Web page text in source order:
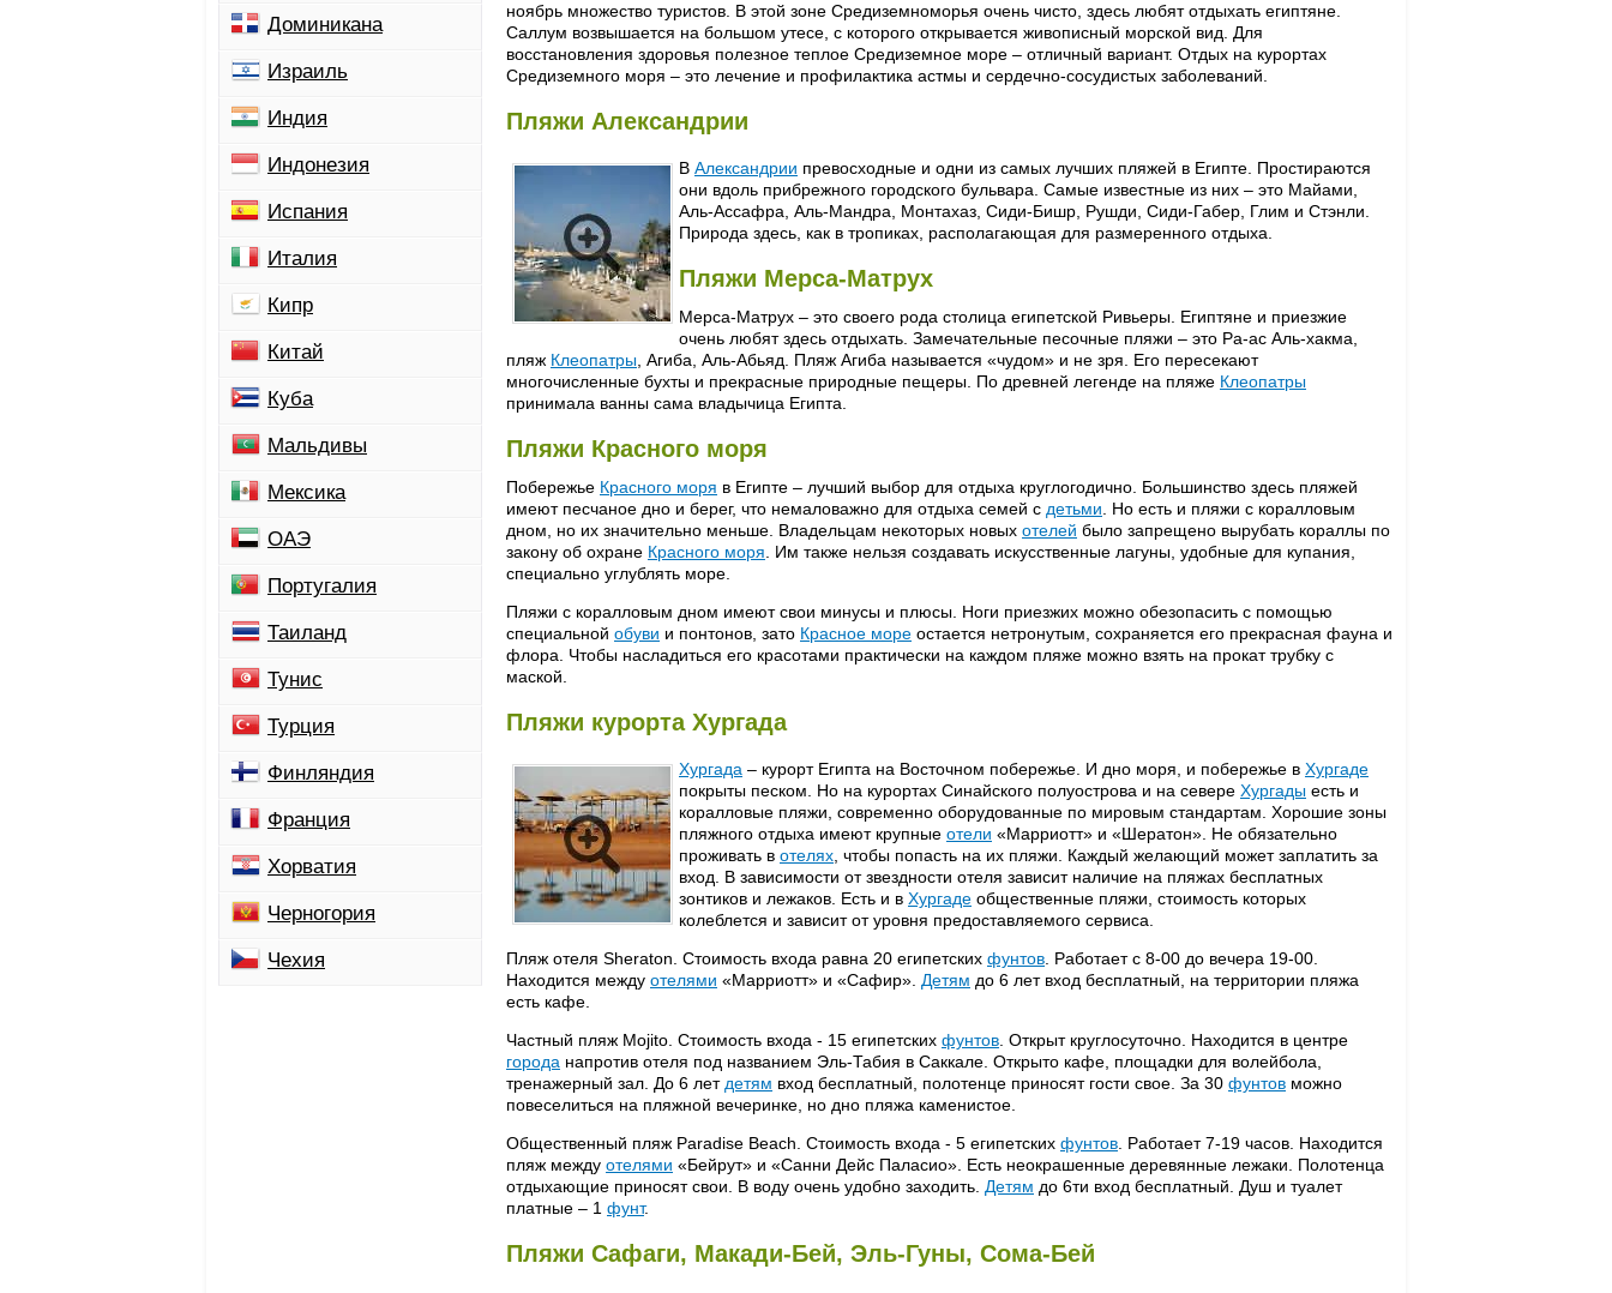
ноябрь множество туристов. В этой зоне Средиземноморья очень чисто, здесь любят отдыхать египтяне.
Саллум возвышается на большом утесе, с которого открывается живописный морской вид. Для
восстановления здоровья полезное теплое Средиземное море – отличный вариант. Отдых на курортах
Средиземного моря – это лечение и профилактика астмы и сердечно-сосудистых заболеваний.
Пляжи Александрии
В Александрии превосходные и одни из самых лучших пляжей в Египте. Простираются
они вдоль прибрежного городского бульвара. Самые известные из них – это Майами,
Аль-Ассафра, Аль-Мандра, Монтахаз, Сиди-Бишр, Рушди, Сиди-Габер, Глим и Стэнли.
Природа здесь, как в тропиках, располагающая для размеренного отдыха.
Пляжи Мерса-Матрух
Мерса-Матрух – это своего рода столица египетской Ривьеры. Египтяне и приезжие
очень любят здесь отдыхать. Замечательные песочные пляжи – это Ра-ас Аль-хакма,
пляж Клеопатры , Агиба, Аль-Абьяд. Пляж Агиба называется «чудом» и не зря. Его пересекают
многочисленные бухты и прекрасные природные пещеры. По древней легенде на пляже Клеопатры
принимала ванны сама владычица Египта.
Пляжи Красного моря
Побережье Красного моря в Египте – лучший выбор для отдыха круглогодично. Большинство здесь пляжей
имеют песчаное дно и берег, что немаловажно для отдыха семей с детьми . Но есть и пляжи с коралловым
дном, но их значительно меньше. Владельцам некоторых новых отелей было запрещено вырубать кораллы по
закону об охране Красного моря . Им также нельзя создавать искусственные лагуны, удобные для купания,
специально углублять море.
Пляжи с коралловым дном имеют свои минусы и плюсы. Ноги приезжих можно обезопасить с помощью
специальной обуви и понтонов, зато Красное море остается нетронутым, сохраняется его прекрасная фауна и
флора. Чтобы насладиться его красотами практически на каждом пляже можно взять на прокат трубку с
маской.
Пляжи курорта Хургада
Хургада – курорт Египта на Восточном побережье. И дно моря, и побережье в Хургаде
покрыты песком. Но на курортах Синайского полуострова и на севере Хургады есть и
коралловые пляжи, современно оборудованные по мировым стандартам. Хорошие зоны
пляжного отдыха имеют крупные отели «Марриотт» и «Шератон». Не обязательно
проживать в отелях , чтобы попасть на их пляжи. Каждый желающий может заплатить за
вход. В зависимости от звездности отеля зависит наличие на пляжах бесплатных
зонтиков и лежаков. Есть и в Хургаде общественные пляжи, стоимость которых
колеблется и зависит от уровня предоставляемого сервиса.
Пляж отеля Sheraton. Стоимость входа равна 20 египетских фунтов . Работает с 8-00 до вечера 19-00.
Находится между отелями «Марриотт» и «Сафир». Детям до 6 лет вход бесплатный, на территории пляжа
есть кафе.
Частный пляж Mojito. Стоимость входа - 15 египетских фунтов . Открыт круглосуточно. Находится в центре
города напротив отеля под названием Эль-Табия в Саккале. Открыто кафе, площадки для волейбола,
тренажерный зал. До 6 лет детям вход бесплатный, полотенце приносят гости свое. За 30 фунтов можно
повеселиться на пляжной вечеринке, но дно пляжа каменистое.
Общественный пляж Paradise Beach. Стоимость входа - 5 египетских фунтов . Работает 7-19 часов. Находится
пляж между отелями «Бейрут» и «Санни Дейс Паласио». Есть неокрашенные деревянные лежаки. Полотенца
отдыхающие приносят свои. В воду очень удобно заходить. Детям до 6ти вход бесплатный. Душ и туалет
платные – 1 фунт.
Пляжи Сафаги, Макади-Бей, Эль-Гуны, Сома-Бей
Доминикана
Израиль
Индия
Индонезия
Испания
Италия
Кипр
Китай
Куба
Мальдивы
Мексика
ОАЭ
Португалия
Таиланд
Тунис
Турция
Финляндия
Франция
Хорватия
Черногория
Чехия